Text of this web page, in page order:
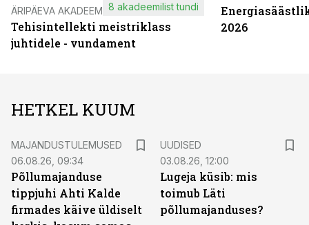
ÄRIPÄEVA AKADEEMIA
Tehisintellekti meistriklass
juhtidele - vundament
8 akadeemilist tundi
2026
HETKEL KUUM
MAJANDUSTULEMUSED
06.08.26, 09:34
Põllumajanduse
tippjuhi Ahti Kalde
firmades käive üldiselt
UUDISED
03.08.26, 12:00
Lugeja küsib: mis
toimub Läti
põllumajanduses?